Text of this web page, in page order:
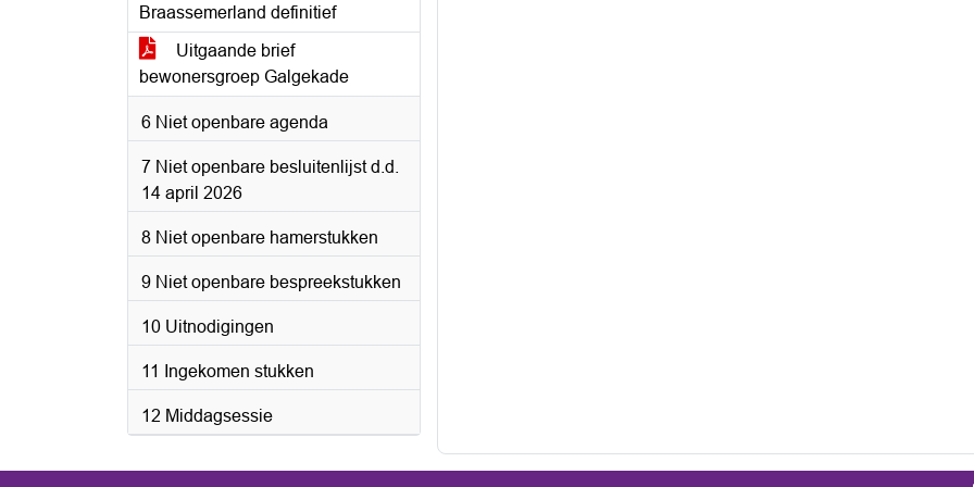
Braassemerland definitief
Uitgaande brief
bewonersgroep Galgekade
6 Niet openbare agenda
7 Niet openbare besluitenlijst d.d.
14 april 2026
8 Niet openbare hamerstukken
9 Niet openbare bespreekstukken
10 Uitnodigingen
11 Ingekomen stukken
12 Middagsessie